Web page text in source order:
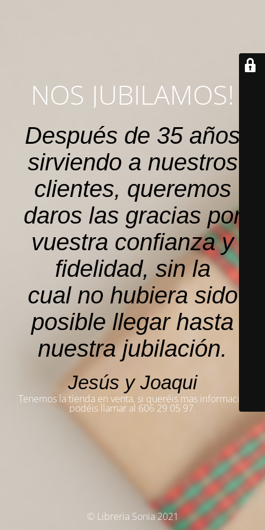
NOS JUBILAMOS!
Después de 35 años
sirviendo a nuestros
clientes, queremos
daros las gracias por
vuestra confianza y
fidelidad, sin la
cual no hubiera sido
posible llegar hasta
nuestra jubilación.
Jesús y Joaqui
Tenemos la tienda en venta, si queréis mas información,
podéis llamar al 606 29 05 97.
© Libreria Sonia 2021